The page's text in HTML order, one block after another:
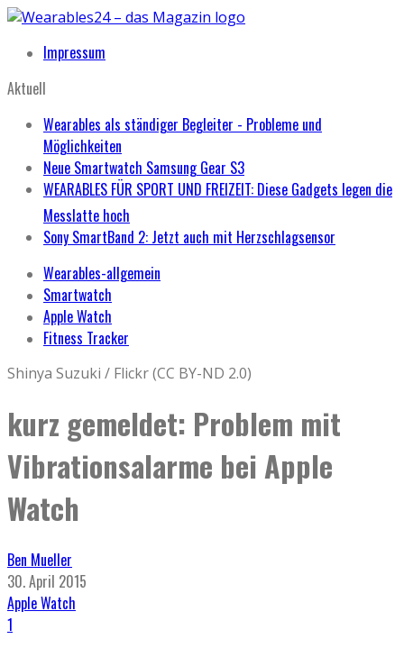
Impressum
Aktuell
Wearables als ständiger Begleiter - Probleme und
Möglichkeiten
Neue Smartwatch Samsung Gear S3
WEARABLES FÜR SPORT UND FREIZEIT: Diese Gadgets legen die
Messlatte hoch
Sony SmartBand 2: Jetzt auch mit Herzschlagsensor
Wearables-allgemein
Smartwatch
Apple Watch
Fitness Tracker
Shinya Suzuki / Flickr (CC BY-ND 2.0)
kurz gemeldet: Problem mit
Vibrationsalarme bei Apple
Watch
Ben Mueller
30. April 2015
Apple Watch
1